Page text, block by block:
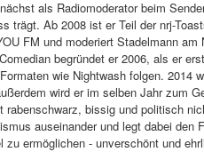
als Radiomoderator beim
trägt. Ab 2008 ist er Teil der nrj-
FM und moderiert Stadelmann
begründet er 2006, als er
wie Nightwash folgen. 2014
wird er im selben Jahr zum
rabenschwarz, bissig und politisch
auseinander und legt dabei den
ermöglichen - unverschönt und